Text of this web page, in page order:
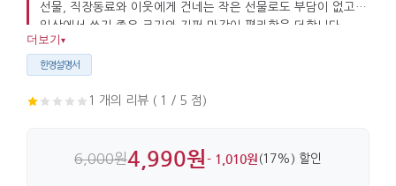
선물, 직장동료와 이웃에게 건네는 작은 선물로도 부담이 없고,
일상에서 쓰기 좋은 크기와 지퍼 마감이 편리함을 더합니다.
더보기 ▾
한영설명서
1 개의 리뷰 ( 1 / 5 점)
6,000원4,990원- 1,010원 (17%) 할인